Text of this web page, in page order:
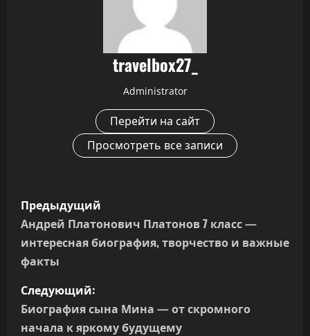
travelbox27_
Administrator
Перейти на сайт
Просмотреть все записи
Н
а
в
и
г
Предыдущий
Андрей Платонович Платонов 7 класс —
интересная биография, творчество и важные
факты
Следующий:
Биография сына Мина — от скромного
начала к яркому будущему